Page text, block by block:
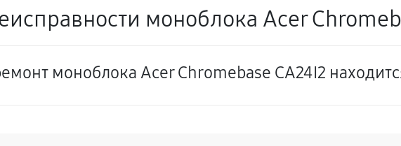
моноблока Acer
моноблока Acer Chromebase CA24I2